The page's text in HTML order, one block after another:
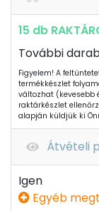
15 db
További
Figyelem! A
termékkészlet
változhat (kevesebb
raktárkészlet
alapján küldjük ki
Átvételi
Igen
Egyéb